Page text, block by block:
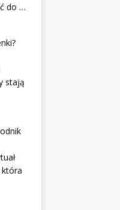
do …
stają